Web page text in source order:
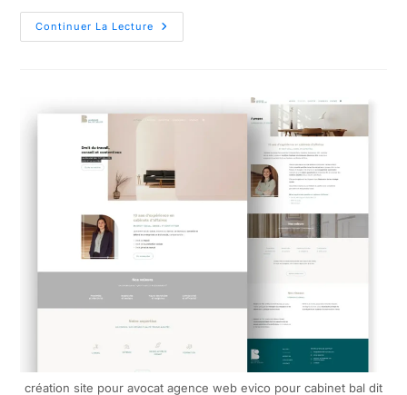
Continuer La Lecture
création site pour avocat agence web evico pour cabinet bal dit